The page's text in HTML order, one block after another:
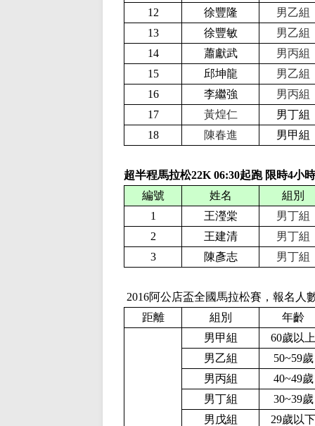
12
徐豐隆
男乙組
13
徐豐敏
男乙組
14
蕭獻武
男丙組
15
邱坤龍
男乙組
16
李繼強
男丙組
17
黃煌仁
男丁組
18
陳春進 男甲組
超半程馬拉松22K 06:30起跑 限時4小時
編號
姓名
組別
1
王瀅棠
男丁組
2
王建清
男丁組
3
陳彥志 男丁組
2016阿公店盃全國馬拉松賽，報名人
距離
組別 年齡
男甲組
60歲以上
男乙組
50~59歲
男丙組
40~49歲
男丁組
30~39歲
男戊組
29歲以下